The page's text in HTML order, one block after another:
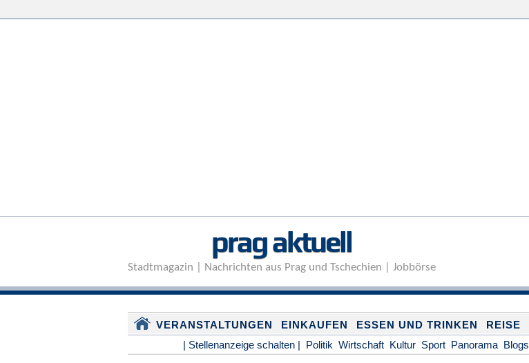
prag aktuell
Stadtmagazin | Nachrichten aus Prag und Tschechien | Jobbörse
VERANSTALTUNGEN EINKAUFEN ESSEN UND TRINKEN REISE
| Stellenanzeige schalten | Politik Wirtschaft Kultur Sport Panorama Blogs